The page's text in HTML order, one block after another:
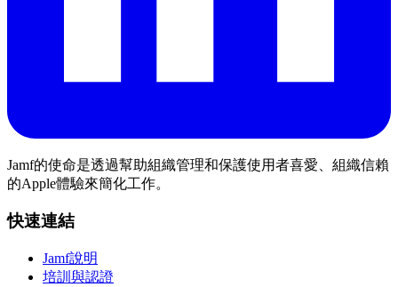
Jamf的使命是透過幫助組織管理和保護使用者喜愛、組織信賴
的Apple體驗來簡化工作。
快速連結
Jamf說明
培訓與認證